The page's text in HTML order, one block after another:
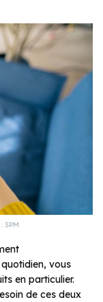
SPM
vous
en particulier.
de ces deux